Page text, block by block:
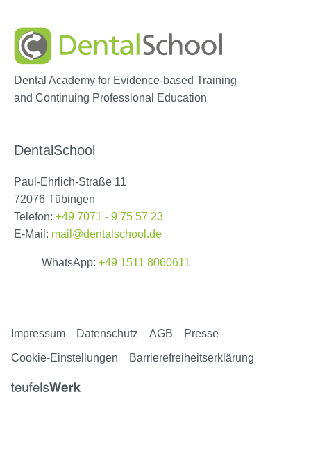
Dental Academy for Evidence-based Training
and Continuing Professional Education
DentalSchool
Paul-Ehrlich-Straße 11
72076 Tübingen
Telefon: +49 7071 - 9 75 57 23
E-Mail: mail@dentalschool.de
WhatsApp: +49 1511 8060611
Impressum Datenschutz AGB
Presse
Cookie-Einstellungen
Barrierefreiheitserklärung